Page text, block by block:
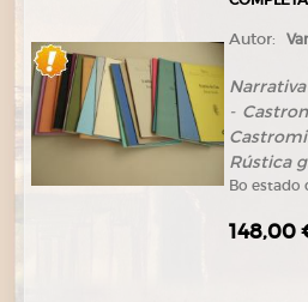
Autor:
-
Rústica
Bo estado
148,00